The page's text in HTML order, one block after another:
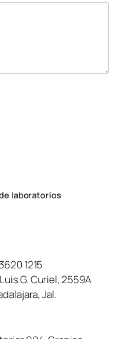
laboratorios
1215
G. Curiel, 2559A
Jal.